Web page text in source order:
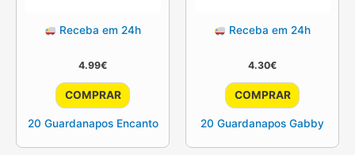
Receba em 24h
4.99€
COMPRAR
20 Guardanapos Encanto
Receba em 24h
4.30€
COMPRAR
20 Guardanapos Gabby